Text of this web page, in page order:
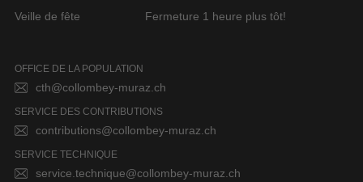
Veille de fête Fermeture 1 heure plus tôt!
OFFICE DE LA POPULATION
cth@collombey-muraz.ch
SERVICE DES CONTRIBUTIONS
contributions@collombey-muraz.ch
SERVICE TECHNIQUE
service.technique@collombey-muraz.ch